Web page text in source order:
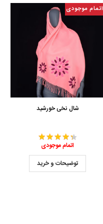
اتمام موجودی
شال نخی خورشید
اتمام موجودی
توضیحات و خرید